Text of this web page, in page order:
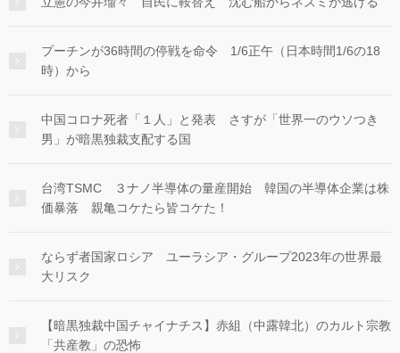
プーチンが36時間の停戦を命令 1/6正午（日本時間1/6の18
時）から
中国コロナ死者「１人」と発表 さすが「世界一のウソつき
男」が暗黒独裁支配する国
台湾TSMC ３ナノ半導体の量産開始 韓国の半導体企業は株
価暴落 親亀コケたら皆コケた！
ならず者国家ロシア ユーラシア・グループ2023年の世界最
大リスク
【暗黒独裁中国チャイナチス】赤組（中露韓北）のカルト宗教
「共産教」の恐怖